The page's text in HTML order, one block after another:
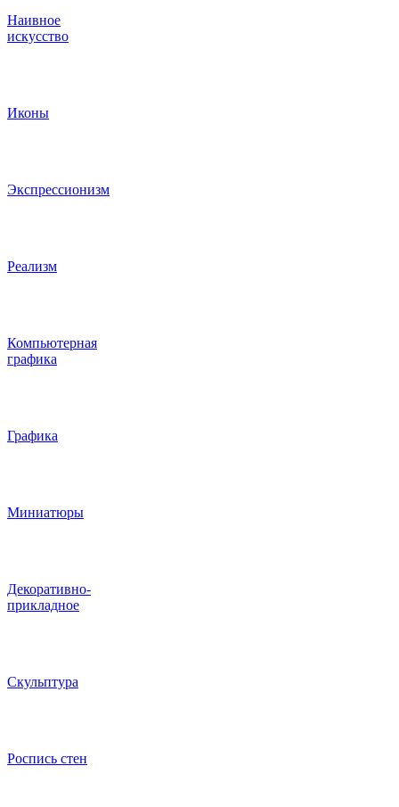
Наивное
искусство
Иконы
Экспрессионизм
Реализм
Компьютерная
графика
Графика
Миниатюры
Декоративно-
прикладное
Скульптура
Роспись стен